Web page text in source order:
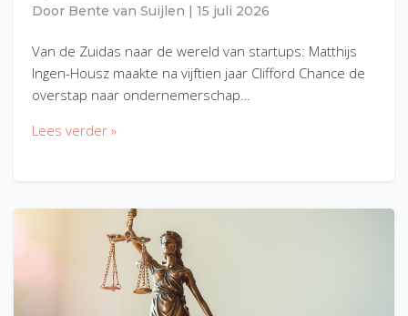
Door Bente van Suijlen 15 juli 2026
Van de Zuidas naar de wereld van startups: Matthijs
Ingen-Housz maakte na vijftien jaar Clifford Chance de
overstap naar ondernemerschap…
Lees verder »